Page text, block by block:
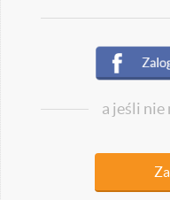
a jeśli nie